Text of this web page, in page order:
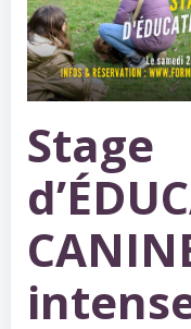
Stage